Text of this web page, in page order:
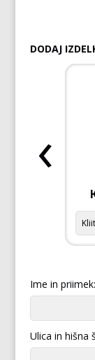
DODAJ
‹
Ime in priimek:
Ulica in hišna